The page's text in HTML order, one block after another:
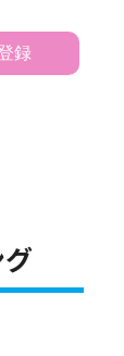
録